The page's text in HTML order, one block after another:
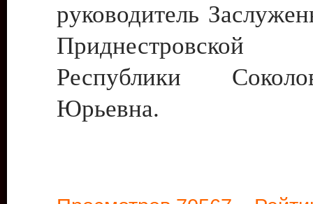
руководитель
Приднестровской
Республики
Юрьевна.